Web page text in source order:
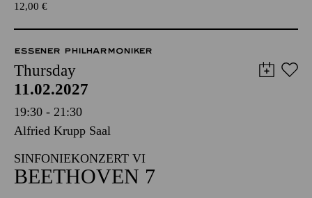
12,00 €
ESSENER PHILHARMONIKER
Thursday
11.02.2027
19:30 - 21:30
Alfried Krupp Saal
SINFONIEKONZERT VI
BEETHOVEN 7